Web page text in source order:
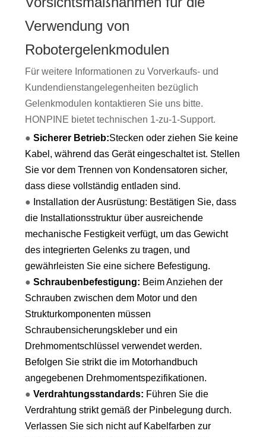
Verwendung von
Robotergelenkmodulen
Für weitere Informationen zu Vorverkaufs- und
Kundendienstangelegenheiten bezüglich
Gelenkmodulen kontaktieren Sie uns bitte.
HONPINE bietet technischen 1-zu-1-Support.
● Sicherer Betrieb:Stecken oder ziehen Sie keine
Kabel, während das Gerät eingeschaltet ist. Stellen
Sie vor dem Trennen von Kondensatoren sicher,
dass diese vollständig entladen sind.
● Installation der Ausrüstung: Bestätigen Sie, dass
die Installationsstruktur über ausreichende
mechanische Festigkeit verfügt, um das Gewicht
des integrierten Gelenks zu tragen, und
gewährleisten Sie eine sichere Befestigung.
● Schraubenbefestigung: Beim Anziehen der
Schrauben zwischen dem Motor und den
Strukturkomponenten müssen
Schraubensicherungskleber und ein
Drehmomentschlüssel verwendet werden.
Befolgen Sie strikt die im Motorhandbuch
angegebenen Drehmomentspezifikationen.
● Verdrahtungsstandards: Führen Sie die
Verdrahtung strikt gemäß der Pinbelegung durch.
Verlassen Sie sich nicht auf Kabelfarben zur